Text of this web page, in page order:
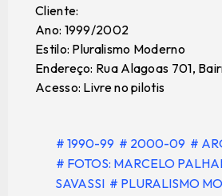
Cliente:
Ano: 1999/2002
Estilo: Pluralismo Moderno
Endereço: Rua Alagoas 701,
Acesso: Livre no pilotis
# 1990-99 # 2000-09 #
# FOTOS: MARCELO
SAVASSI # PLURALISMO